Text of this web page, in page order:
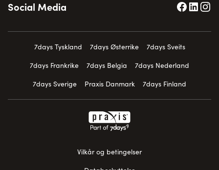
Social Media
7days Tyskland 7days Østerrike
7days Sveits
7days Frankrike
7days Belgia
7days Nederland
7days Sverige
Praxis Danmark 7days Finland
Vilkår og betingelser